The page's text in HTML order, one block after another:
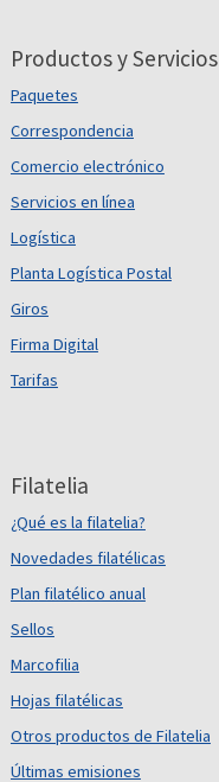
Productos y Servicios
Paquetes
Correspondencia
Comercio electrónico
Servicios en línea
Logística
Planta Logística Postal
Giros
Firma Digital
Tarifas
Filatelia
¿Qué es la filatelia?
Novedades filatélicas
Plan filatélico anual
Sellos
Marcofilia
Hojas filatélicas
Otros productos de Filatelia
Últimas emisiones